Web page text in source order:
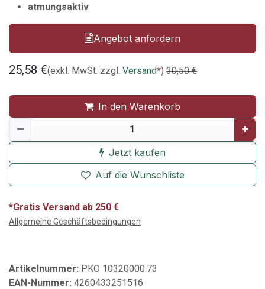
atmungsaktiv
Angebot anfordern
25,58 €(exkl. MwSt. zzgl. Versand*) 30,50€
In den Warenkorb
Jetzt kaufen
Auf die Wunschliste
*Gratis Versand ab 250 €
Allgemeine Geschäftsbedingungen
Artikelnummer: PKO 10320000.73
EAN-Nummer: 4260433251516